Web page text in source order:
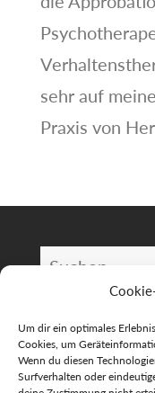
Um dir ein optimales
Cookies, um
Wenn du diesen
Surfverhalten oder
sehr auf
Praxis von
Suchen
NEUESTE
Supervision